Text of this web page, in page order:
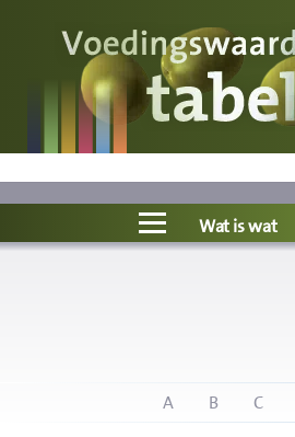
Voedingswaarde
Wat is wat?
Ons voedsel
Wat is wat
A B C